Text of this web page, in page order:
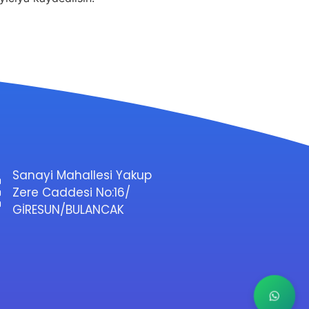
Sanayi Mahallesi Yakup
Zere Caddesi No:16/
GİRESUN/BULANCAK